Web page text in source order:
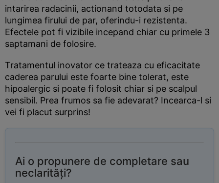
intarirea radacinii, actionand totodata si pe
lungimea firului de par, oferindu-i rezistenta.
Efectele pot fi vizibile incepand chiar cu primele 3
saptamani de folosire.
Tratamentul inovator ce trateaza cu eficacitate
caderea parului este foarte bine tolerat, este
hipoalergic si poate fi folosit chiar si pe scalpul
sensibil. Prea frumos sa fie adevarat? Incearca-l si
vei fi placut surprins!
Ai o propunere de completare sau
neclarități?